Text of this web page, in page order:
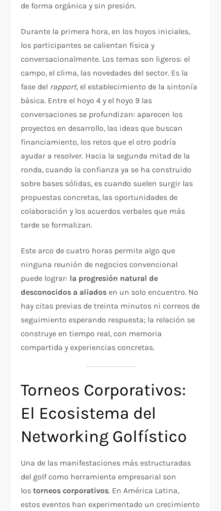
de forma orgánica y sin presión.
Durante la primera hora, en los hoyos iniciales,
los participantes se calientan física y
conversacionalmente. Los temas son ligeros: el
campo, el clima, las novedades del sector. Es la
fase del rapport, el establecimiento de la sintonía
básica. Entre el hoyo 4 y el hoyo 9 las
conversaciones se profundizan: aparecen los
proyectos en desarrollo, las ideas que buscan
financiamiento, los retos que el otro podría
ayudar a resolver. Hacia la segunda mitad de la
ronda, cuando la confianza ya se ha construido
sobre bases sólidas, es cuando suelen surgir las
propuestas concretas, las oportunidades de
colaboración y los acuerdos verbales que más
tarde se formalizan.
Este arco de cuatro horas permite algo que
ninguna reunión de negocios convencional
puede lograr: la progresión natural de
desconocidos a aliados en un solo encuentro. No
hay citas previas de treinta minutos ni correos de
seguimiento esperando respuesta; la relación se
construye en tiempo real, con memoria
compartida y experiencias concretas.
Torneos Corporativos:
El Ecosistema del
Networking Golfístico
Una de las manifestaciones más estructuradas
del golf como herramienta empresarial son
lostorneos corporativos. En América Latina,
estos eventos han experimentado un crecimiento